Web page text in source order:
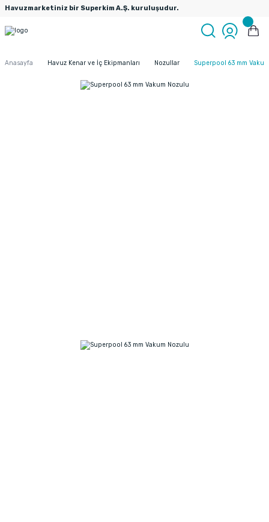
Havuzmarketiniz bir Superkim A.Ş. kuruluşudur.
Anasayfa Havuz Kenar ve İç Ekipmanları Nozullar Superpool 63 mm